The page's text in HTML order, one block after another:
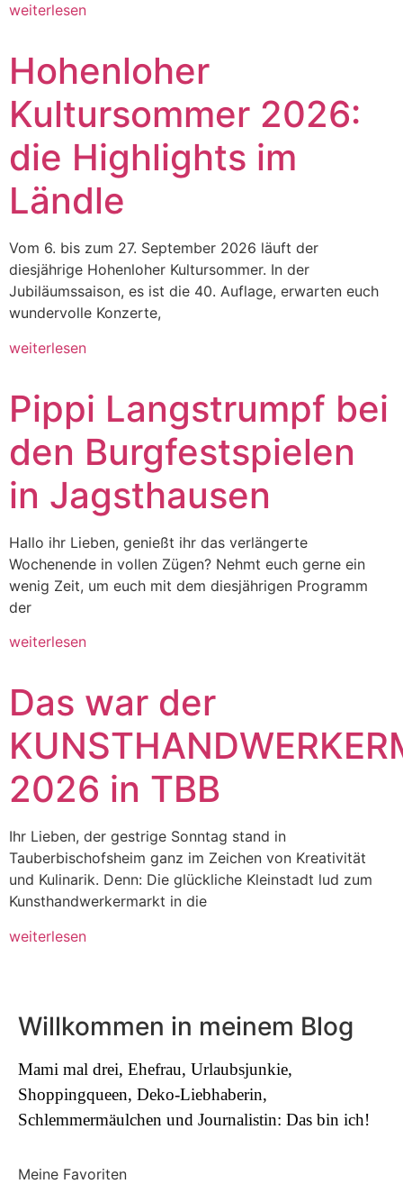
weiterlesen
Hohenloher
Kultursommer 2026:
die Highlights im
Ländle
Vom 6. bis zum 27. September 2026 läuft der
diesjährige Hohenloher Kultursommer. In der
Jubiläumssaison, es ist die 40. Auflage, erwarten euch
wundervolle Konzerte,
weiterlesen
Pippi Langstrumpf bei
den Burgfestspielen
in Jagsthausen
Hallo ihr Lieben, genießt ihr das verlängerte
Wochenende in vollen Zügen? Nehmt euch gerne ein
wenig Zeit, um euch mit dem diesjährigen Programm
der
weiterlesen
Das war der
2026 in TBB
Ihr Lieben, der gestrige Sonntag stand in
Tauberbischofsheim ganz im Zeichen von Kreativität
und Kulinarik. Denn: Die glückliche Kleinstadt lud zum
Kunsthandwerkermarkt in die
weiterlesen
Willkommen in meinem Blog
Mami mal drei, Ehefrau, Urlaubsjunkie,
Shoppingqueen, Deko-Liebhaberin,
Schlemmermäulchen und Journalistin: Das bin ich!
Meine Favoriten